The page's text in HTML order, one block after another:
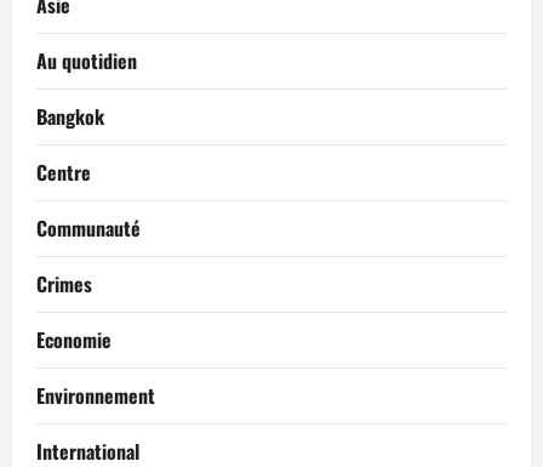
Au quotidien
Bangkok
Centre
Communauté
Crimes
Economie
Environnement
International